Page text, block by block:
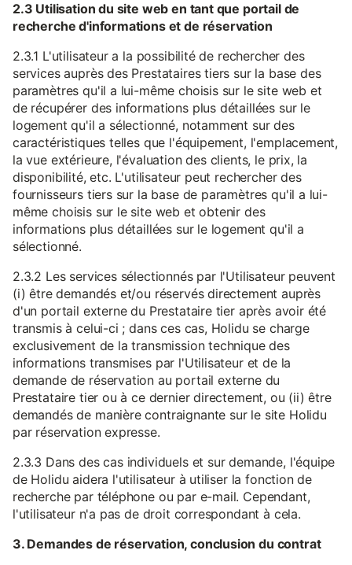
2.3 Utilisation du site web en tant que portail de
recherche d'informations et de réservation
2.3.1 L'utilisateur a la possibilité de rechercher des
services auprès des Prestataires tiers sur la base des
paramètres qu'il a lui-même choisis sur le site web et
de récupérer des informations plus détaillées sur le
logement qu'il a sélectionné, notamment sur des
caractéristiques telles que l'équipement, l'emplacement,
la vue extérieure, l'évaluation des clients, le prix, la
disponibilité, etc. L'utilisateur peut rechercher des
fournisseurs tiers sur la base de paramètres qu'il a lui-
même choisis sur le site web et obtenir des
informations plus détaillées sur le logement qu'il a
sélectionné.
2.3.2 Les services sélectionnés par l'Utilisateur peuvent
(i) être demandés et/ou réservés directement auprès
d'un portail externe du Prestataire tier après avoir été
transmis à celui-ci ; dans ces cas, Holidu se charge
exclusivement de la transmission technique des
informations transmises par l'Utilisateur et de la
demande de réservation au portail externe du
Prestataire tier ou à ce dernier directement, ou (ii) être
demandés de manière contraignante sur le site Holidu
par réservation expresse.
2.3.3 Dans des cas individuels et sur demande, l'équipe
de Holidu aidera l'utilisateur à utiliser la fonction de
recherche par téléphone ou par e-mail. Cependant,
l'utilisateur n'a pas de droit correspondant à cela.
3. Demandes de réservation, conclusion du contrat